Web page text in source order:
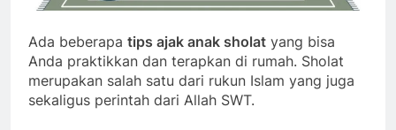
Ada beberapa tips ajak anak sholat yang bisa
Anda praktikkan dan terapkan di rumah. Sholat
merupakan salah satu dari rukun Islam yang juga
sekaligus perintah dari Allah SWT.